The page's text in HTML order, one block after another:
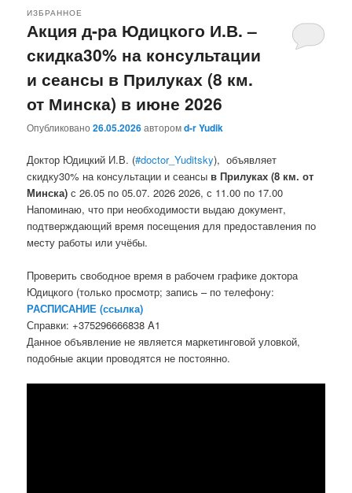
Акция д-ра Юдицкого И.В. –
скидка30% на консультации
и сеансы в Прилуках (8 км.
от Минска) в июне 2026
ИЗБРАННОЕ
Опубликовано26.05.2026авторомd-r Yudik
Доктор Юдицкий И.В. (#doctor_Yuditsky), объявляет
скидку30% на консультации и сеансы в Прилуках (8 км. от
Минска) с 26.05 по 05.07. 2026 2026, с 11.00 по 17.00
Напоминаю, что при необходимости выдаю документ,
подтверждающий время посещения для предоставления по
месту работы или учёбы.
Проверить свободное время в рабочем графике доктора
Юдицкого (только просмотр; запись – по телефону:
РАСПИСАНИЕ (ссылка)
Справки: +375296666838 A1
Данное объявление не является маркетинговой уловкой,
подобные акции проводятся не постоянно.